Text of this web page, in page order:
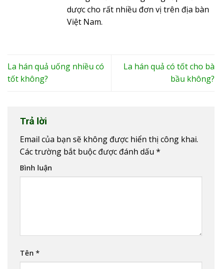
dược cho rất nhiều đơn vị trên địa bàn
Việt Nam.
La hán quả uống nhiều có
tốt không?
La hán quả có tốt cho bà
bầu không?
Trả lời
Email của bạn sẽ không được hiển thị công khai.
Các trường bắt buộc được đánh dấu *
Bình luận
Tên *